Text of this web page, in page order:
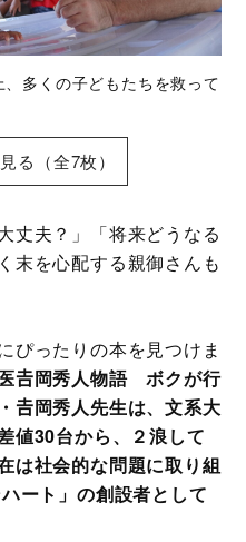
多くの子どもたちを救って
る（全7枚）
丈夫？」「将来どうなる
を心配する親御さんも
ぴったりの本を見つけま
𠮷岡秀人物語 ボクが行
𠮷岡秀人先生は、文系大
値30台から、２浪して
は社会的な問題に取り組
ート」の創設者として